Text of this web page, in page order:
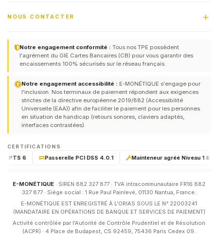
NOUS CONTACTER
Notre engagement conformité : Tous nos TPE possèdent
l'agrément du GIE Cartes Bancaires (CB) pour vous garantir des
encaissements 100% sécurisés sur le réseau français.
Notre engagement accessibilité : E-MONÉTIQUE s'engage pour
l'inclusion. Nos terminaux de paiement répondent aux exigences
strictes de la directive européenne 2019/882 (Accessibilité
Universelle (EAA)) afin de faciliter le paiement pour les personnes
en situation de handicap (retours sonores, claviers adaptés,
interfaces contrastées).
CERTIFICATIONS
6 Passerelle PCI DSS 4.0.1 Mainteneur agréé Niveau 1 & 2
E-MONÉTIQUE · SIREN 882 327 877 · TVA intracommunautaire FR16 882
327 877 · Siège social : 1 Rue Paul Painlevé, 01130 Nantua, France.
E-MONÉTIQUE EST ENREGISTRÉ À L'ORIAS SOUS LE N° 22003241
(MANDATAIRE EN OPÉRATIONS DE BANQUE ET SERVICES DE PAIEMENT)
Activité contrôlée par l'Autorité de Contrôle Prudentiel et de Résolution
(ACPR) · 4 Place de Budapest, CS 92459, 75436 Paris Cedex 09.